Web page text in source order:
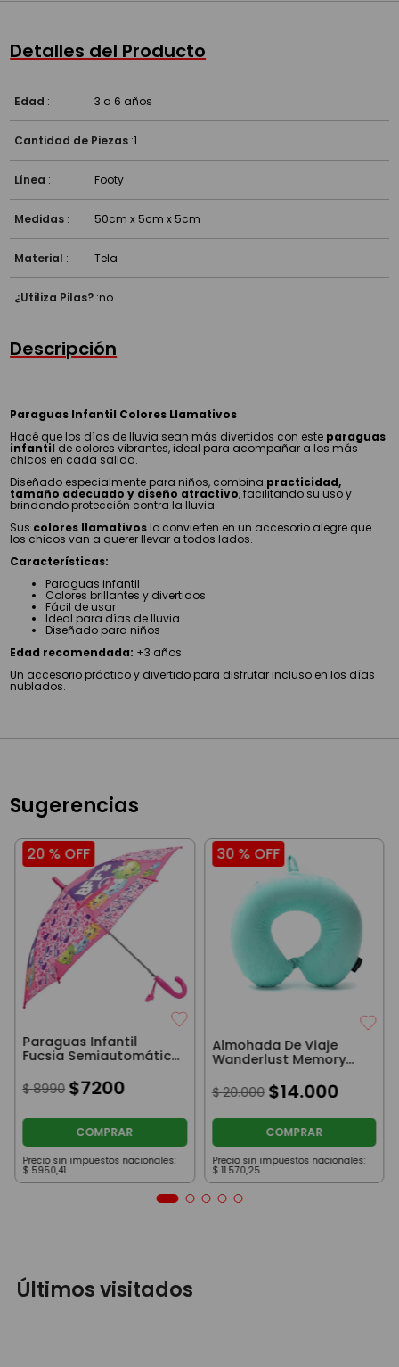
Detalles del Producto
Edad : 3 a 6 años
Cantidad de Piezas :1
Línea : Footy
Medidas : 50cm x 5cm x 5cm
Material : Tela
¿Utiliza Pilas? :no
Descripción
Paraguas Infantil Colores Llamativos
Hacé que los días de lluvia sean más divertidos con este paraguas
infantil de colores vibrantes, ideal para acompañar a los más
chicos en cada salida.
Diseñado especialmente para niños, combina practicidad,
tamaño adecuado y diseño atractivo, facilitando su uso y
brindando protección contra la lluvia.
Sus colores llamativos lo convierten en un accesorio alegre que
los chicos van a querer llevar a todos lados.
Características:
Paraguas infantil
Colores brillantes y divertidos
Fácil de usar
Ideal para días de lluvia
Diseñado para niños
Edad recomendada: +3 años
Un accesorio práctico y divertido para disfrutar incluso en los días
nublados.
Sugerencias
20 % OFF
Paraguas Infantil
Fucsia Semiautomático
$ 8990 $7200
COMPRAR
Precio sin impuestos nacionales:
$ 5950,41
30 % OFF
Almohada De Viaje
Wanderlust Memory
$ 20.000 $14.000
COMPRAR
Precio sin impuestos nacionales:
$ 11.570,25
Últimos visitados